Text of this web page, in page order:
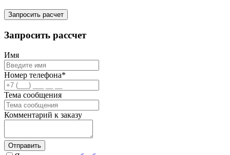
Запросить расчет
Запросить рассчет
Имя
Номер телефона*
Тема сообщения
Комментарий к заказу
Отправить